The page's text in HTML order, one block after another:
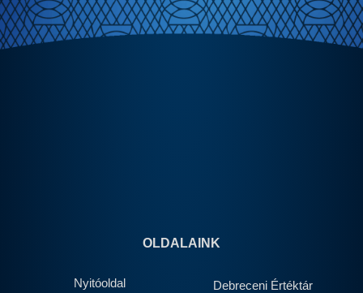
OLDALAINK
Nyitóoldal
Debreceni Értéktár